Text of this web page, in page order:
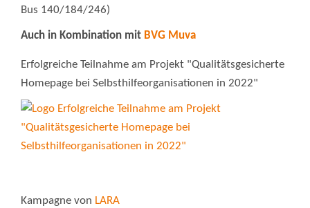
Bus 140/184/246)
Auch in Kombination mit BVG Muva
Erfolgreiche Teilnahme am Projekt "Qualitätsgesicherte
Homepage bei Selbsthilfeorganisationen in 2022"
Kampagne von LARA